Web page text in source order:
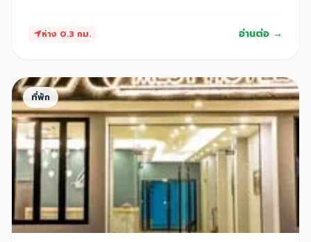
ห่าง 0.3 กม. อ่านต่อ →
ที่พัก